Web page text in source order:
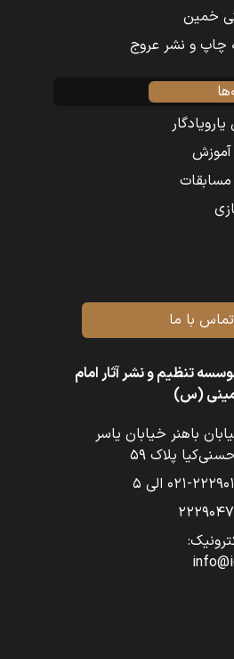
خمین
و نشر عروج
آموزش
مسابقات
تماس با ما
تنظیم و نشر آثار امام
(س)
باهنر خیابان یاسر
پلاک ۵۹